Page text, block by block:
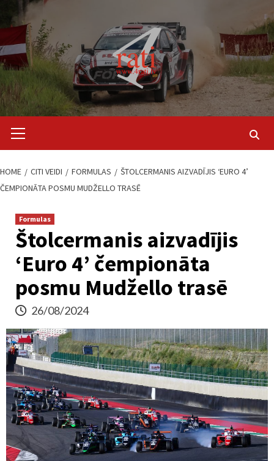
content
Menu
HOME CITI VEIDI FORMULAS
ŠTOLCERMANIS AIZVADĪJIS ‘EURO 4’
ČEMPIONĀTA POSMU MUDŽELLO TRASĒ
Formulas
Štolcermanis aizvadījis
‘Euro 4’ čempionāta
posmu Mudžello trasē
26/08/2024